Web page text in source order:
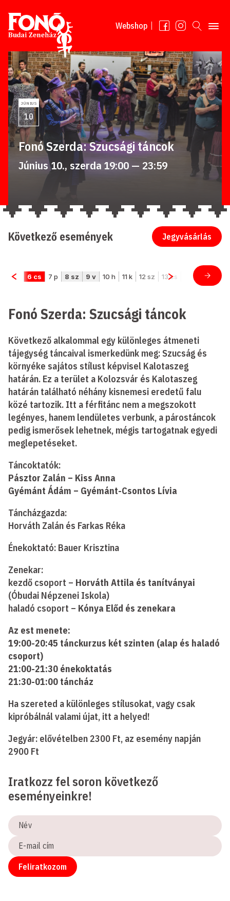
Tovább a tartalomhoz
Webshop
JÚNIUS
10
Fonó Szerda: Szucsági táncok
Június 10., szerda 19:00 — 23:59
Jegyvásárlás
Következő események
Fonó Szerda: Szucsági táncok
Következő alkalommal egy különleges átmeneti
tájegység táncaival ismerkedünk meg: Szucság és
környéke sajátos stílust képvisel Kalotaszeg
határán. Ez a terület a Kolozsvár és Kalotaszeg
határán található néhány kisnemesi eredetű falu
közé tartozik. Itt a férfitánc nem a megszokott
legényes, hanem lendületes verbunk, a párostáncok
pedig ismerősek lehetnek, mégis tartogatnak egyedi
meglepetéseket.
Táncoktatók:
Pásztor Zalán – Kiss Anna
Gyémánt Ádám – Gyémánt-Csontos Lívia
Táncházgazda:
Horváth Zalán és Farkas Réka
Énekoktató: Bauer Krisztina
Zenekar:
kezdő csoport – Horváth Attila és tanítványai
(Óbudai Népzenei Iskola)
haladó csoport – Kónya Előd és zenekara
Az est menete:
19:00-20:45 tánckurzus két szinten (alap és haladó
csoport)
21:00-21:30 énekoktatás
21:30-01:00 táncház
Ha szereted a különleges stílusokat, vagy csak
kipróbálnál valami újat, itt a helyed!
Jegyár: elővételben 2300 Ft, az esemény napján
2900 Ft
Iratkozz fel soron következő
eseményeinkre!
Név
E-
mail
cím
Feliratkozom